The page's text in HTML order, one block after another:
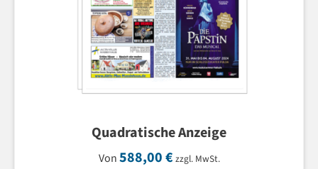
Quadratische Anzeige
Von588,00€ zzgl. MwSt.